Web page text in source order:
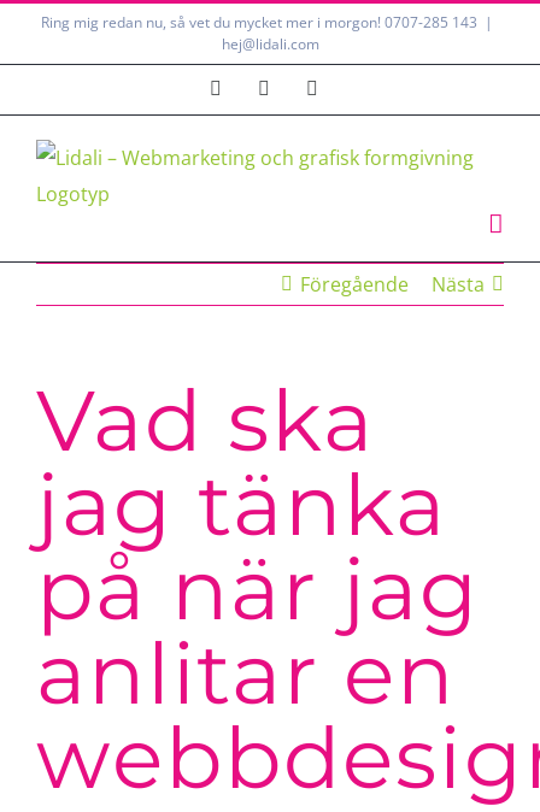
FortsättRing mig redan nu, så vet du mycket mer i morgon! 0707-285 143 |
hej@lidali.com
InstagramLinkedIn
Föregående Nästa
Vad ska
jag tänka
på när jag
anlitar en